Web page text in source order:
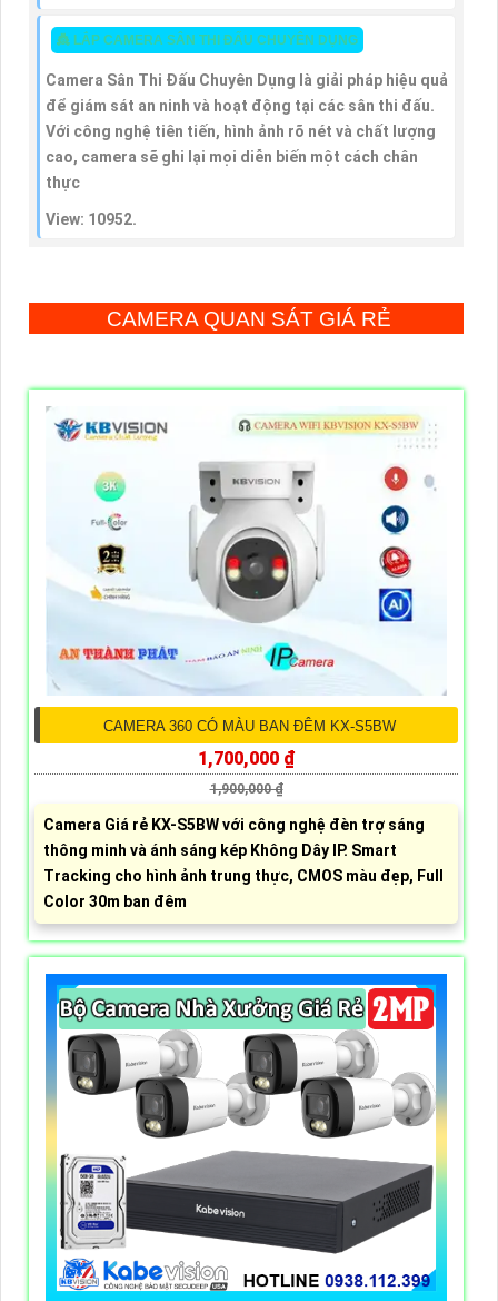
👸 LẮP CAMERA SÂN THI ĐẤU CHUYÊN DỤNG
Camera Sân Thi Đấu Chuyên Dụng là giải pháp hiệu quả
để giám sát an ninh và hoạt động tại các sân thi đấu.
Với công nghệ tiên tiến, hình ảnh rõ nét và chất lượng
cao, camera sẽ ghi lại mọi diễn biến một cách chân
thực
View: 10952.
CAMERA QUAN SÁT GIÁ RẺ
CAMERA 360 CÓ MÀU BAN ĐÊM KX-S5BW
1,700,000 ₫
1,900,000 ₫
Camera Giá rẻ KX-S5BW với công nghệ đèn trợ sáng
thông minh và ánh sáng kép Không Dây IP. Smart
Tracking cho hình ảnh trung thực, CMOS màu đẹp, Full
Color 30m ban đêm